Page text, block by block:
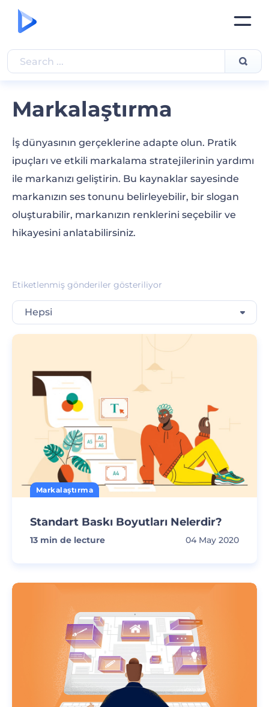
Markalaştırma
İş dünyasının gerçeklerine adapte olun. Pratik
ipuçları ve etkili markalama stratejilerinin yardımı
ile markanızı geliştirin. Bu kaynaklar sayesinde
markanızın ses tonunu belirleyebilir, bir slogan
oluşturabilir, markanızın renklerini seçebilir ve
hikayesini anlatabilirsiniz.
Etiketlenmiş gönderiler gösteriliyor
Hepsi
Markalaştırma
Standart Baskı Boyutları Nelerdir?
13 min de lecture 04 May 2020